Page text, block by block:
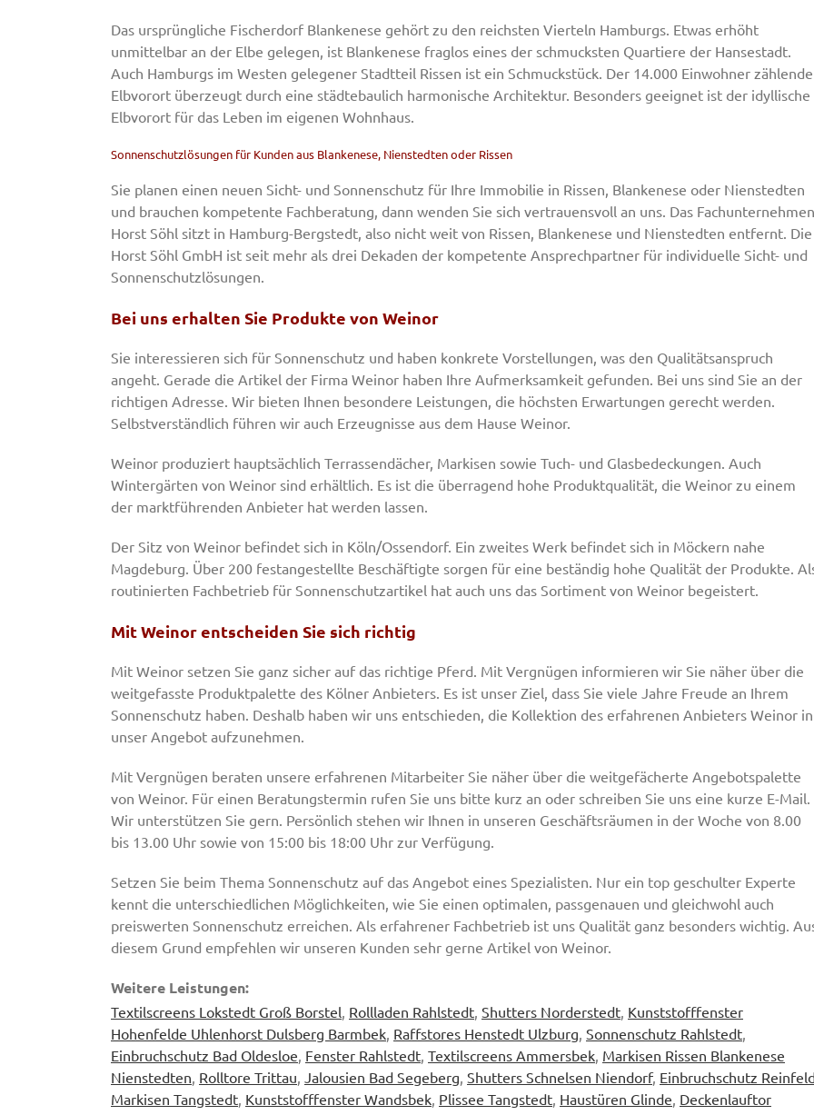
Das ursprüngliche Fischerdorf Blankenese gehört zu den reichsten Vierteln Hamburgs. Etwas erhöht
unmittelbar an der Elbe gelegen, ist Blankenese fraglos eines der schmucksten Quartiere der Hansestadt.
Auch Hamburgs im Westen gelegener Stadtteil Rissen ist ein Schmuckstück. Der 14.000 Einwohner zählende
Elbvorort überzeugt durch eine städtebaulich harmonische Architektur. Besonders geeignet ist der idyllische
Elbvorort für das Leben im eigenen Wohnhaus.
Sonnenschutzlösungen für Kunden aus Blankenese, Nienstedten oder Rissen
Sie planen einen neuen Sicht- und Sonnenschutz für Ihre Immobilie in Rissen, Blankenese oder Nienstedten
und brauchen kompetente Fachberatung, dann wenden Sie sich vertrauensvoll an uns. Das Fachunternehmen
Horst Söhl sitzt in Hamburg-Bergstedt, also nicht weit von Rissen, Blankenese und Nienstedten entfernt. Die
Horst Söhl GmbH ist seit mehr als drei Dekaden der kompetente Ansprechpartner für individuelle Sicht- und
Sonnenschutzlösungen.
Bei uns erhalten Sie Produkte von Weinor
Sie interessieren sich für Sonnenschutz und haben konkrete Vorstellungen, was den Qualitätsanspruch
angeht. Gerade die Artikel der Firma Weinor haben Ihre Aufmerksamkeit gefunden. Bei uns sind Sie an der
richtigen Adresse. Wir bieten Ihnen besondere Leistungen, die höchsten Erwartungen gerecht werden.
Selbstverständlich führen wir auch Erzeugnisse aus dem Hause Weinor.
Weinor produziert hauptsächlich Terrassendächer, Markisen sowie Tuch- und Glasbedeckungen. Auch
Wintergärten von Weinor sind erhältlich. Es ist die überragend hohe Produktqualität, die Weinor zu einem
der marktführenden Anbieter hat werden lassen.
Der Sitz von Weinor befindet sich in Köln/Ossendorf. Ein zweites Werk befindet sich in Möckern nahe
Magdeburg. Über 200 festangestellte Beschäftigte sorgen für eine beständig hohe Qualität der Produkte.
routinierten Fachbetrieb für Sonnenschutzartikel hat auch uns das Sortiment von Weinor begeistert.
Mit Weinor entscheiden Sie sich richtig
Mit Weinor setzen Sie ganz sicher auf das richtige Pferd. Mit Vergnügen informieren wir Sie näher über die
weitgefasste Produktpalette des Kölner Anbieters. Es ist unser Ziel, dass Sie viele Jahre Freude an Ihrem
Sonnenschutz haben. Deshalb haben wir uns entschieden, die Kollektion des erfahrenen Anbieters Weinor in
unser Angebot aufzunehmen.
Mit Vergnügen beraten unsere erfahrenen Mitarbeiter Sie näher über die weitgefächerte Angebotspalette
von Weinor. Für einen Beratungstermin rufen Sie uns bitte kurz an oder schreiben Sie uns eine kurze E-Mail.
Wir unterstützen Sie gern. Persönlich stehen wir Ihnen in unseren Geschäftsräumen in der Woche von 8.00
bis 13.00 Uhr sowie von 15:00 bis 18:00 Uhr zur Verfügung.
Setzen Sie beim Thema Sonnenschutz auf das Angebot eines Spezialisten. Nur ein top geschulter Experte
kennt die unterschiedlichen Möglichkeiten, wie Sie einen optimalen, passgenauen und gleichwohl auch
preiswerten Sonnenschutz erreichen. Als erfahrener Fachbetrieb ist uns Qualität ganz besonders wichtig.
diesem Grund empfehlen wir unseren Kunden sehr gerne Artikel von Weinor.
Weitere Leistungen:
Textilscreens Lokstedt Groß Borstel, Rollladen Rahlstedt, Shutters Norderstedt, Kunststofffenster
Hohenfelde Uhlenhorst Dulsberg Barmbek, Raffstores Henstedt Ulzburg, Sonnenschutz Rahlstedt,
Einbruchschutz Bad Oldesloe, Fenster Rahlstedt, Textilscreens Ammersbek, Markisen Rissen Blankenese
Nienstedten, Rolltore Trittau, Jalousien Bad Segeberg, Shutters Schnelsen Niendorf, Einbruchschutz
Markisen Tangstedt, Kunststofffenster Wandsbek, Plissee Tangstedt, Haustüren Glinde, Deckenlauftor